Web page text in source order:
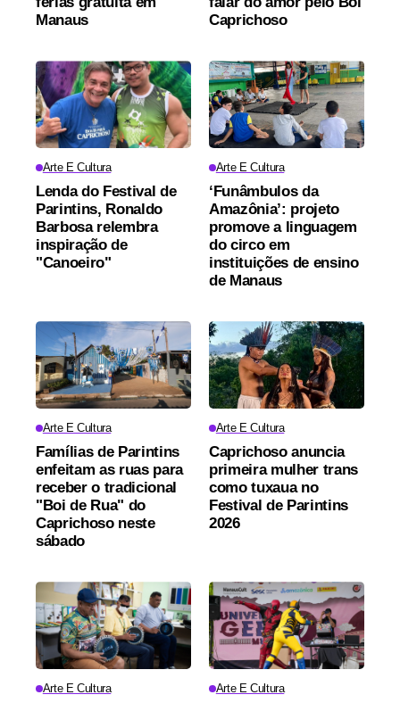
Manaus
Caprichoso
Arte E Cultura
Lenda do Festival de
Parintins, Ronaldo
Barbosa relembra
inspiração de
"Canoeiro"
Arte E Cultura
‘Funâmbulos da
Amazônia’: projeto
promove a linguagem
do circo em
instituições de ensino
de Manaus
Arte E Cultura
Famílias de Parintins
enfeitam as ruas para
receber o tradicional
"Boi de Rua" do
Caprichoso neste
sábado
Arte E Cultura
Caprichoso anuncia
primeira mulher trans
como tuxaua no
Festival de Parintins
2026
Arte E Cultura Arte E Cultura